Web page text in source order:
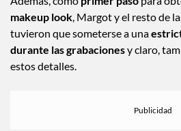
makeup look, Margot y el resto de
tuvieron que someterse a una
durante las grabacionesy claro,
estos detalles.